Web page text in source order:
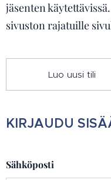
jäsenten
sivuston rajatuille
Luo uusi tili
KIRJAUDU
Sähköposti